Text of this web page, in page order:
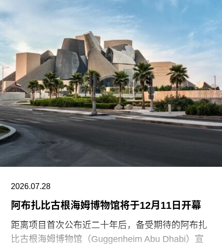
期间拍摄。两名抗议者隶属于“青年诉求”（Youth
Demand），该组织由气候行动组织“停止石油”
（Just Stop Oil）的学生分支发展而来。行动中，
两人高声呼吁英国停止与以色列的贸易往来。随
后，其中一人将红色液体泼洒在展厅地面，引发现
场观众惊呼，两人随即被警方逮捕。
此次行动发生时，英国艺术机构正接连成为抗议活
动的现场。就在该事件发生几天前，两名年轻的气
候行动人士因向文森特·梵高1888年作品《向日
葵》的玻璃罩泼洒番茄汤而被判处监禁。庭审中，
陪审团获悉，毕加索画作本身并未受损，但泼洒在
地面的红色水性颜料渗入了展厅地面，污染了大理
石踢脚线。此次事件共造成美术馆约8000英镑的损
于地面修复、工作人员额外工时酬劳以及重新开放
展厅等支出。辩方主张，部分费用源于馆方自行决
定采用何种修复方案，而非抗议行为本身造成的损
2026.07.28
阿布扎比古根海姆博物馆将于12月11日开幕
距离项目首次公布近二十年后，备受期待的阿布扎
比古根海姆博物馆（Guggenheim Abu Dhabi）宣